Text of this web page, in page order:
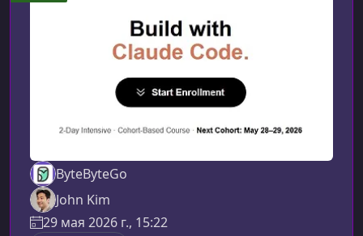
ByteByteGo
John Kim
29 мая 2026 г., 15:22